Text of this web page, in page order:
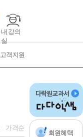
내 강의
실
고객지원
회원혜택
가격순